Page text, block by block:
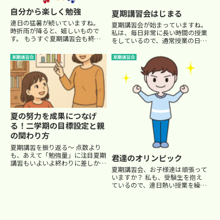
自分から楽しく勉強
連日の猛暑が続いていますね。
時折雨が降ると、嬉しいもので
す。 もうすぐ夏期講習会も終盤
ークに達しています(笑) 塾に通っ
ているお子さんも、連日の長時間
の授業と宿題をこなしながら、よ
く頑張っているかと思います。...
夏期講習会はじまる
夏期講習会が始まっていますね。
私は、毎日非常に長い時間の授業
をしているので、通常授業の日々
かなかこのブログも更新できない
かと思いますが、ご了承くださ
い。さて、夏はとにかく土台固
め。 小6の講習会でも、小5の復...
夏期講習会
夏の努力を成果につなげ
る！二学期の目標設定と親
の関わり方
夏期講習を振り返る〜 点数より
も、あえて「勉強量」に注目夏期
講習もいよいよ終わりに差しかか
夏期講習会
君達のオリンピック
夏期講習会、お子様達は頑張って
いますか？ 私も、受験生を抱え
ているので、連日熱い授業を繰り